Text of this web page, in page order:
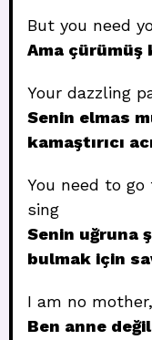
But you need
Ama çürümüş
Your dazzling
Senin elmas
kamaştırıcı
You need to
sing
Senin uğruna
bulmak için
I am no
Ben anne